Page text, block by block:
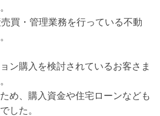
買・管理業務を行っている不動
ン購入を検討されているお客さま
め、購入資金や住宅ローンなども
した。